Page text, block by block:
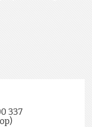
337